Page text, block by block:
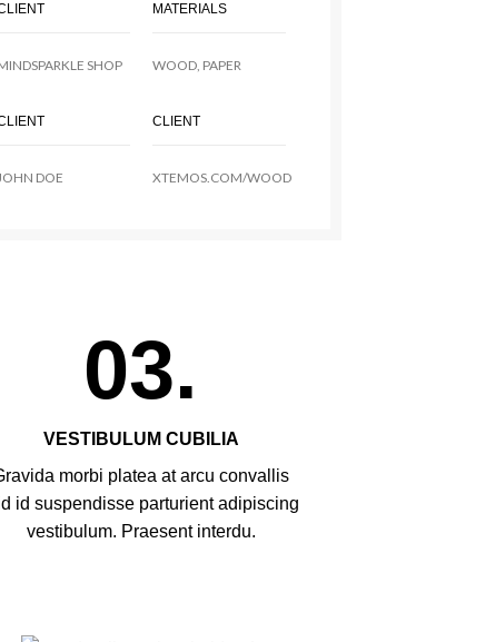
MATERIALS
SHOP WOOD, PAPER
CLIENT
DOE XTEMOS.COM/WOOD
03.
VESTIBULUM CUBILIA
morbi platea at arcu convallis
id suspendisse parturient adipiscing
vestibulum. Praesent interdu.